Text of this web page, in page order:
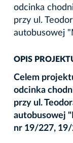
odcinka
przy ul.
autobusowej
OPIS
Celem
odcinka
przy ul.
autobusowej
nr 19/227,